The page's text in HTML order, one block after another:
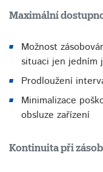
Maximální
Možnost
situaci jen jedním
Prodloužení
Minimalizace
obsluze zařízení
Kontinuita při